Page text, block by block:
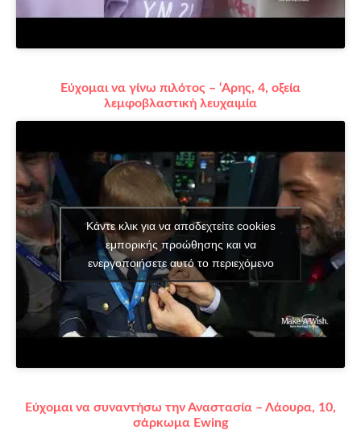
Εύχομαι να γίνω πιλότος – ‘Αρης, 4, οξεία
λεμφοβλαστική λευχαιμία
Κάντε κλικ για να αποδεχτείτε cookies
εμπορικής προώθησης και να
ενεργοποιήσετε αυτό το περιεχόμενο
Εύχομαι να συναντήσω την Αναστασία – Λάουρα, 10,
σάρκωμα Ewing